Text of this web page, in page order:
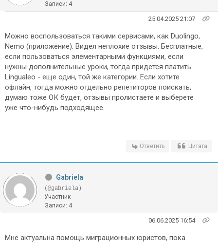
Записи: 4
25.04.2025 21:07
Можно воспользоваться такими сервисами, как Duolingo,
Nemo (приложение). Видел неплохие отзывы. Бесплатные,
если пользоваться элементарными функциями, если
нужны дополнительные уроки, тогда придется платить.
Lingualeo - еще один, той же категории. Если хотите
офлайн, тогда можно отдельно репетиторов поискать,
думаю тоже ОК будет, отзывы пролистаете и выберете
уже что-нибудь подходящее.
Ответить Цитата
Gabriela
(@gabriela)
Участник
Записи: 4
06.06.2025 16:54
Мне актуальна помощь миграционных юристов, пока